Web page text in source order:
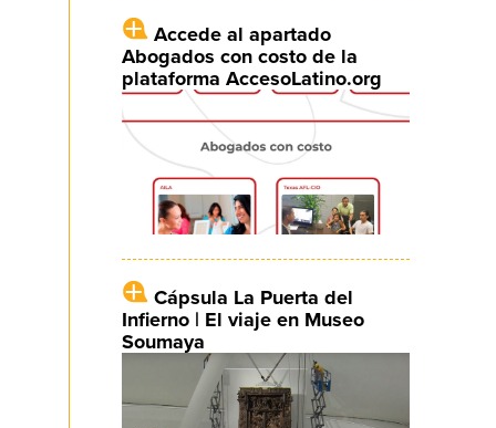
Accede al apartado
Abogados con costo de la
plataforma AccesoLatino.org
Cápsula La Puerta del
Infierno | El viaje en Museo
Soumaya